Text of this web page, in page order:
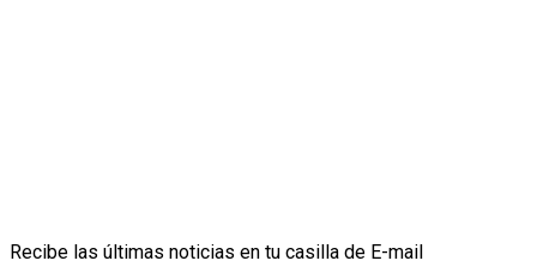
Recibe las últimas noticias en tu casilla de E-mail